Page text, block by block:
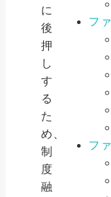
に
後
押
し
す
る
た
め、
制
度
融
フ
フ